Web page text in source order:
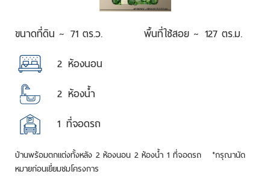
ขนาดที่ดิน ~ 71 ตร.ว. พื้นที่ใช้สอย ~ 127 ตร.ม.
2 ห้องนอน
2 ห้องน้ำ
1 ที่จอดรถ
บ้านพร้อมตกแต่งทั้งหลัง 2 ห้องนอน 2 ห้องน้ำ 1 ที่จอดรถ *กรุณานัด
หมายก่อนเยี่ยมชมโครงการ